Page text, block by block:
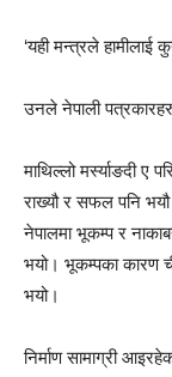
‘यही मन्त्रले
उनले नेपाली
माथिल्लो मर्स्याङदी ए
राख्यौ र सफल पनि
नेपालमा भूकम्प र
भयो। भूकम्पका कारण
भयो।
निर्माण सामाग्री